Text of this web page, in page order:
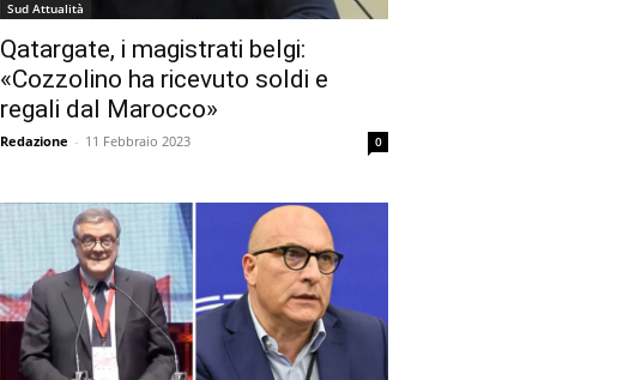
Sud Attualità
Qatargate, i magistrati belgi:
«Cozzolino ha ricevuto soldi e
regali dal Marocco»
Redazione - 11 Febbraio 2023 0